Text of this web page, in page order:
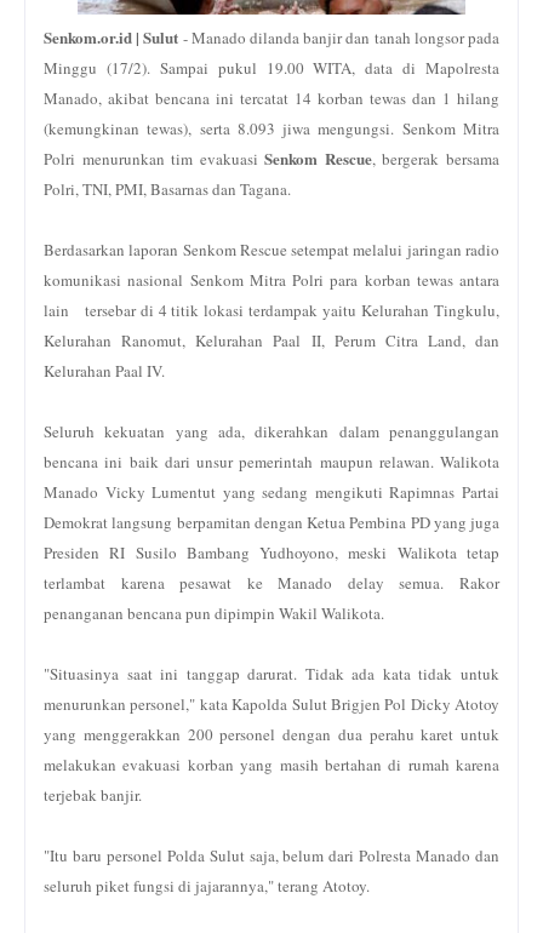
Senkom.or.id | Sulut - Manado dilanda banjir dan tanah longsor pada
Minggu (17/2). Sampai pukul 19.00 WITA, data di Mapolresta
Manado, akibat bencana ini tercatat 14 korban tewas dan 1 hilang
(kemungkinan tewas), serta 8.093 jiwa mengungsi. Senkom Mitra
Polri menurunkan tim evakuasiSenkom Rescue, bergerak bersama
Polri, TNI, PMI, Basarnas dan Tagana.
Berdasarkan laporan Senkom Rescue setempat melalui jaringan radio
komunikasi nasional Senkom Mitra Polri para korban tewas antara
lain tersebar di 4 titik lokasi terdampak yaitu Kelurahan Tingkulu,
Kelurahan Ranomut, Kelurahan Paal II, Perum Citra Land, dan
Kelurahan Paal IV.
Seluruh kekuatan yang ada, dikerahkan dalam penanggulangan
bencana ini baik dari unsur pemerintah maupun relawan. Walikota
Manado Vicky Lumentut yang sedang mengikuti Rapimnas Partai
Demokrat langsung berpamitan dengan Ketua Pembina PD yang juga
Presiden RI Susilo Bambang Yudhoyono, meski Walikota tetap
terlambat karena pesawat ke Manado delay semua. Rakor
penanganan bencana pun dipimpin Wakil Walikota.
"Situasinya saat ini tanggap darurat. Tidak ada kata tidak untuk
menurunkan personel," kata Kapolda Sulut Brigjen Pol Dicky Atotoy
yang menggerakkan 200 personel dengan dua perahu karet untuk
melakukan evakuasi korban yang masih bertahan di rumah karena
terjebak banjir.
"Itu baru personel Polda Sulut saja, belum dari Polresta Manado dan
seluruh piket fungsi di jajarannya," terang Atotoy.